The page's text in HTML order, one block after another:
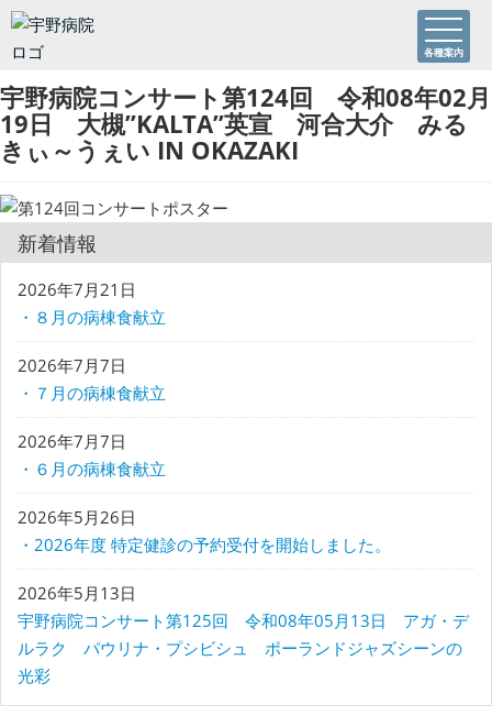
各種案内
宇野病院コンサート第124回 令和08年02月
19日 大槻”KALTA”英宣 河合大介 みる
きぃ～うぇい IN OKAZAKI
新着情報
2026年7月21日
・８月の病棟食献立
2026年7月7日
・７月の病棟食献立
2026年7月7日
・６月の病棟食献立
2026年5月26日
・2026年度 特定健診の予約受付を開始しました。
2026年5月13日
宇野病院コンサート第125回 令和08年05月13日 アガ・デ
ルラク パウリナ・プシビシュ ポーランドジャズシーンの
光彩